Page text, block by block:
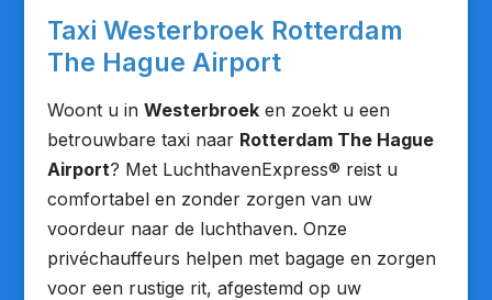
Taxi Westerbroek Rotterdam
The Hague Airport
Woont u in Westerbroeken zoekt u een
betrouwbare taxi naar Rotterdam The Hague
Airport? Met LuchthavenExpress® reist u
comfortabel en zonder zorgen van uw
voordeur naar de luchthaven. Onze
privéchauffeurs helpen met bagage en zorgen
voor een rustige rit, afgestemd op uw